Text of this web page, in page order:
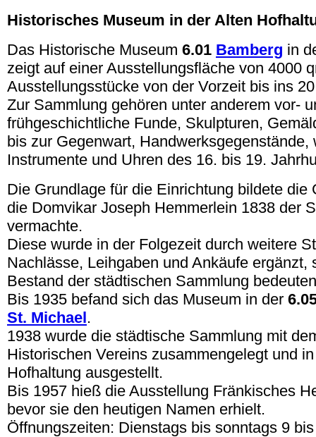
Historisches Museum in der Alten
Das Historische Museum 6.01 Bamberg in
zeigt auf einer Ausstellungsfläche von 4000
Ausstellungsstücke von der Vorzeit bis ins
Zur Sammlung gehören unter anderem vor-
frühgeschichtliche Funde, Skulpturen,
bis zur Gegenwart, Handwerksgegenstände,
Instrumente und Uhren des 16. bis 19.
Die Grundlage für die Einrichtung bildete die
die Domvikar Joseph Hemmerlein 1838 der
vermachte.
Diese wurde in der Folgezeit durch weitere
Nachlässe, Leihgaben und Ankäufe ergänzt,
Bestand der städtischen Sammlung
Bis 1935 befand sich das Museum in der
St. Michael.
1938 wurde die städtische Sammlung mit
Historischen Vereins zusammengelegt und
Hofhaltung ausgestellt.
Bis 1957 hieß die Ausstellung Fränkisches
bevor sie den heutigen Namen erhielt.
Öffnungszeiten: Dienstags bis sonntags 9